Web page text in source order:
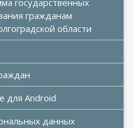
государственных
гражданам
области
для Android
данных